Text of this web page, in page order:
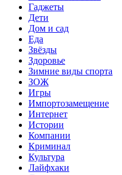
Гаджеты
Дети
Дом и сад
Еда
Звёзды
Здоровье
Зимние виды спорта
ЗОЖ
Игры
Импортозамещение
Интернет
Истории
Компании
Криминал
Культура
Лайфхаки